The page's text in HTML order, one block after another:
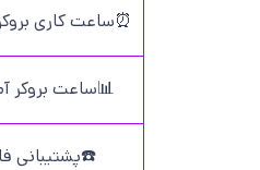
⏰ساعت کاری
📊ساعت بروکر
☎️پشتیبانی